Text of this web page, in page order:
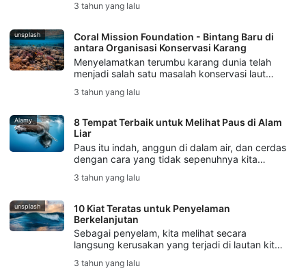
teki... Ingin tahu lebih banyak tentang makhluk
20 fakta menakjubkan tentang gurita
3 tahun yang lalu
unsplash
Coral Mission Foundation - Bintang Baru di
antara Organisasi Konservasi Karang
Menyelamatkan terumbu karang dunia telah
menjadi salah satu masalah konservasi laut
orang dan spesies satwa liar yang bergantung
menyelesaikan masalah seperti pemutihan
karang, penangkapan ikan berlebihan, dan
perusakan terumbu karang sekarang menjadi
sangat penting.
3 tahun yang lalu
Alamy
8 Tempat Terbaik untuk Melihat Paus di Alam
Liar
Paus itu indah, anggun di dalam air, dan cerdas
dengan cara yang tidak sepenuhnya kita
merupakan suatu keistimewaan... Dan
unik yang akan Anda kenang seumur hidup
Anda
3 tahun yang lalu
unsplash
10 Kiat Teratas untuk Penyelaman
Berkelanjutan
Sebagai penyelam, kita melihat secara
langsung kerusakan yang terjadi di lautan kita;
membalikkan keadaan. Ada banyak perubahan
3 tahun yang lalu